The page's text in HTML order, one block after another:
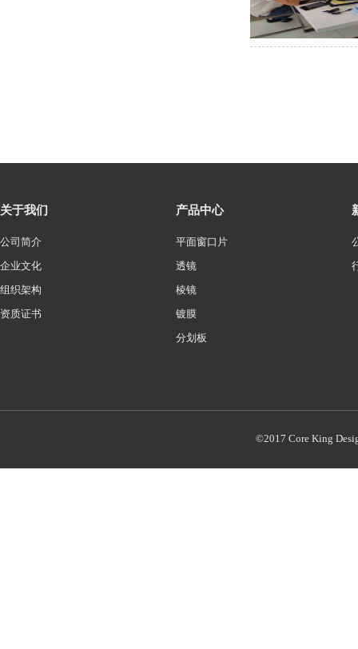
关于我们
公司简介
企业文化
组织架构
资质证书
产品中心
平面窗口片
透镜
棱镜
镀膜
分划板
©2017 Core King